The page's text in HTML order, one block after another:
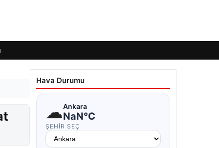
Hava Durumu
☁Ankara
NaN°C
ŞEHIR SEÇ